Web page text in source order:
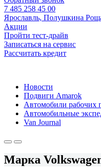
7 485 258 45 00
Ярославль, Полушкина
Акции
Пройти тест-драйв
Записаться на сервис
Рассчитать кредит
Новости
Подвиги Amarok
Автомобили рабочих
Автомобильные
Van Journal
Марка